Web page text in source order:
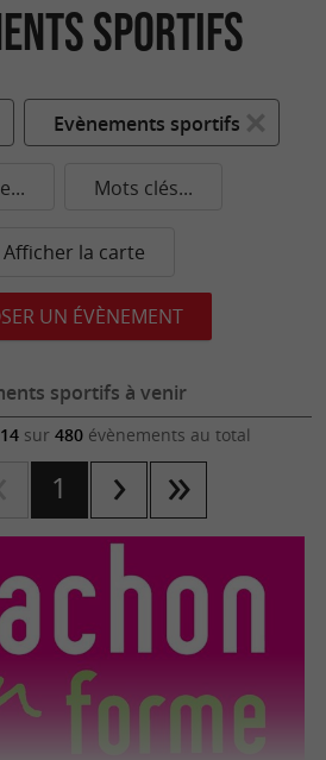
sportifs
Evènements sportifs
Mots clés...
Afficher la carte
UN ÉVÈNEMENT
sportifs à venir
sur 480évènements au total
1